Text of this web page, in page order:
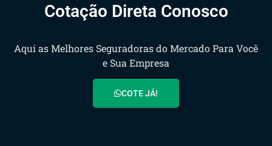
Cotação Direta Conosco
Aqui as Melhores Seguradoras do Mercado Para Você
e Sua Empresa
COTE JÁ!